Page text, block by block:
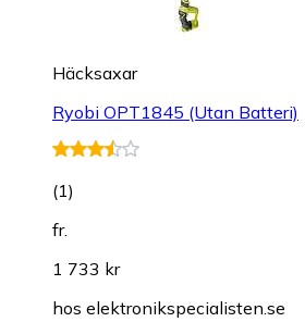
Häcksaxar
Ryobi OPT1845 (Utan Batteri)
(1)
fr.
1 733 kr
hos elektronikspecialisten.se